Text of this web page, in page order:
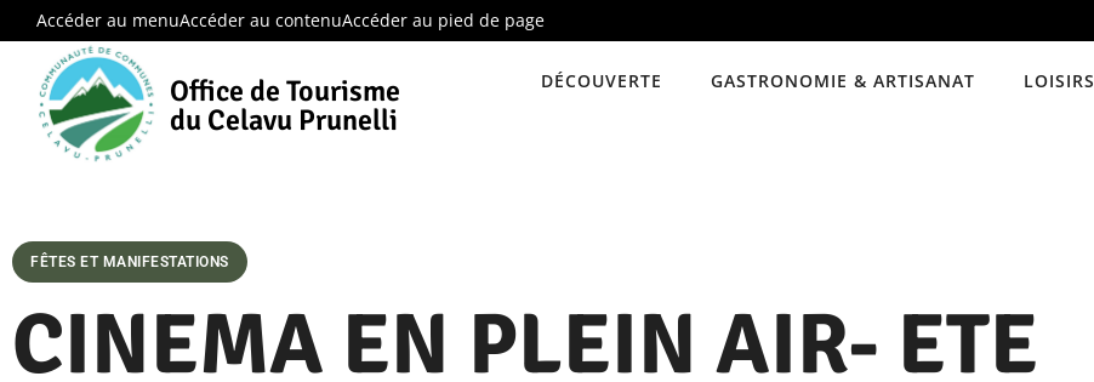
Accéder au menuAccéder au contenuAccéder au pied de page
Office de Tourisme
du Celavu Prunelli
DÉCOUVERTE GASTRONOMIE & ARTISANAT LOISIRS
FÊTES ET MANIFESTATIONS
CINEMA EN PLEIN AIR- ETE